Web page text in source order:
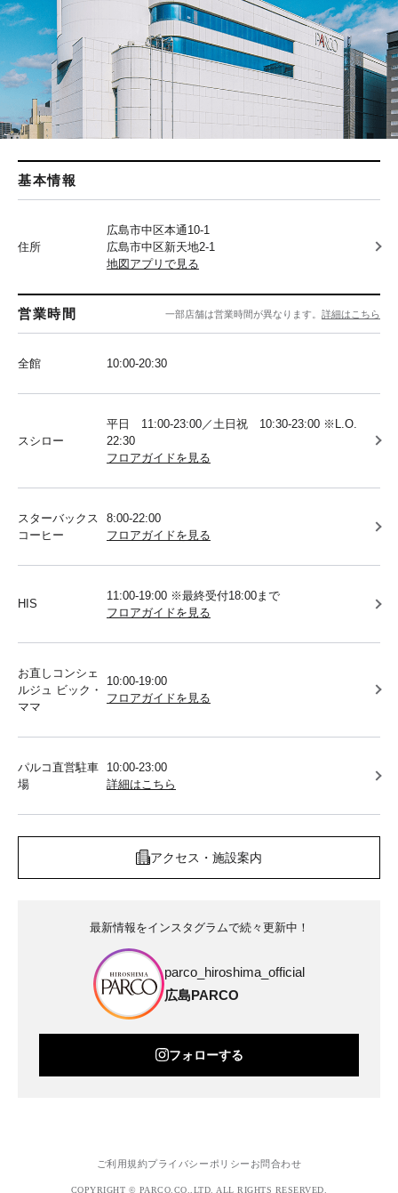
基本情報
住所
広島市中区本通10-1
広島市中区新天地2-1
地図アプリで見る
営業時間 一部店舗は営業時間が異なります。 詳細はこちら
全館 10:00-20:30
スシロー
平日 11:00-23:00／土日祝 10:30-23:00 ※L.O.
22:30
フロアガイドを見る
スターバックス
コーヒー
8:00-22:00
フロアガイドを見る
HIS
11:00-19:00 ※最終受付18:00まで
フロアガイドを見る
お直しコンシェ
ルジュ ビック・
ママ
10:00-19:00
フロアガイドを見る
パルコ直営駐車
場
10:00-23:00
詳細はこちら
アクセス・施設案内
最新情報をインスタグラムで続々更新中！
parco_hiroshima_official
広島PARCO
フォローする
ご利用規約プライバシーポリシー お問合わせ
COPYRIGHT © PARCO.CO.,LTD. ALL RIGHTS RESERVED.